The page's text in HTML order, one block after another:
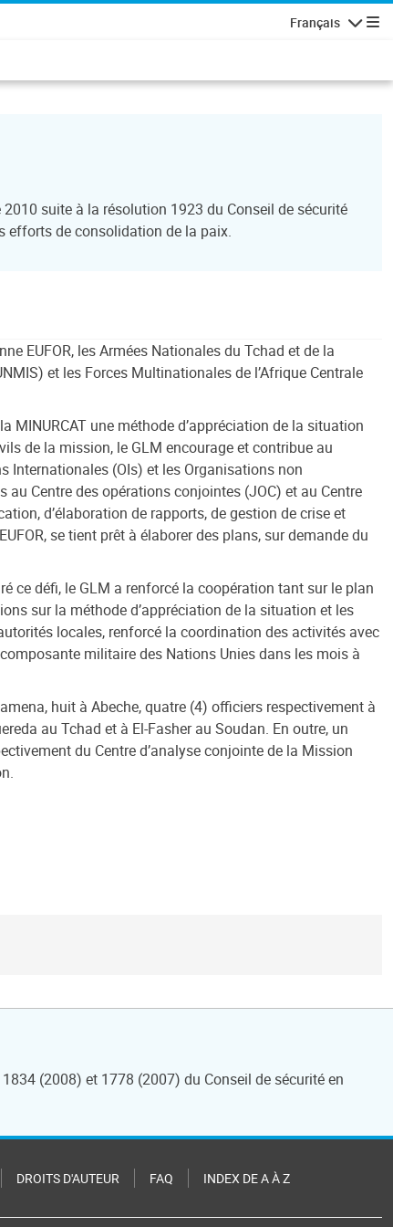
Français
suite à la résolution 1923 du Conseil de sécurité
efforts de consolidation de la paix.
EUFOR, les Armées Nationales du Tchad et de la
et les Forces Multinationales de l’Afrique Centrale
une méthode d’appréciation de la situation
de la mission, le GLM encourage et contribue au
Internationales (OIs) et les Organisations non
Centre des opérations conjointes (JOC) et au Centre
d’élaboration de rapports, de gestion de crise et
se tient prêt à élaborer des plans, sur demande du
ce défi, le GLM a renforcé la coopération tant sur le plan
sur la méthode d’appréciation de la situation et les
locales, renforcé la coordination des activités avec
militaire des Nations Unies dans les mois à
huit à Abeche, quatre (4) officiers respectivement à
au Tchad et à El-Fasher au Soudan. En outre, un
du Centre d’analyse conjointe de la Mission
(2008) et 1778 (2007) du Conseil de sécurité en
DROITS D'AUTEUR FAQ INDEX DE A À Z